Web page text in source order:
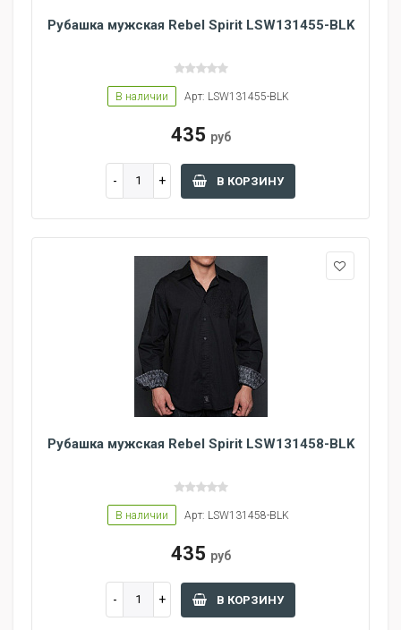
Рубашка мужская Rebel Spirit LSW131455-BLK
В наличии Арт: LSW131455-BLK
435 руб
В КОРЗИНУ
Рубашка мужская Rebel Spirit LSW131458-BLK
В наличии Арт: LSW131458-BLK
435 руб
В КОРЗИНУ